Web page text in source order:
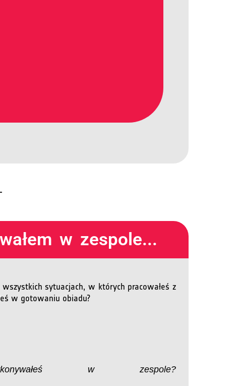
w zespole...
sytuacjach, w których pracowałeś z
w gotowaniu obiadu?
w zespole?